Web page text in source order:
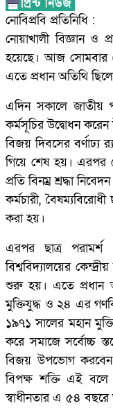
নোবিপ্রবি প্রতিনিধি :
নোয়াখালী বিজ্ঞান ও
হয়েছে। আজ সোমবার
এতে প্রধান অতিথি
এদিন সকালে জাতীয়
কর্মসূচির উদ্বোধন
বিজয় দিবসের বর্ণাঢ্য
গিয়ে শেষ হয়। এরপর
প্রতি বিনম্র শ্রদ্ধা
কর্মচারী,
করা হয়।
এরপর ছাত্র পরামর্শ
বিশ্ববিদ্যালয়ের
শুরু হয়। এতে প্রধান
মুক্তিযুদ্ধ ও ২৪ এর
১৯৭১ সালের মহান
করে সমাজে সর্বোচ্চ
বিজয় উপভোগ করবেন
বিপক্ষ শক্তি এই বলে
স্বাধীনতার এ ৫৪